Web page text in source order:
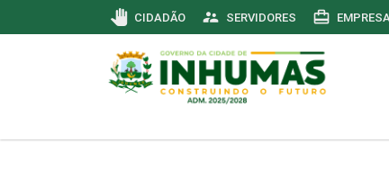
pan_tool CIDADÃO supervisor_account SERVIDORES card_travel